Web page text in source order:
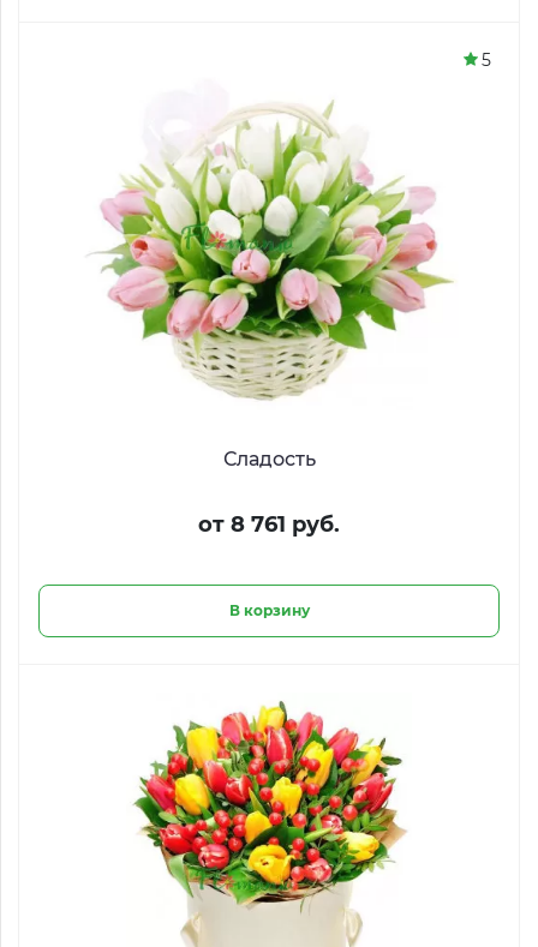
Сладость
от 8 761 руб.
В корзину
5